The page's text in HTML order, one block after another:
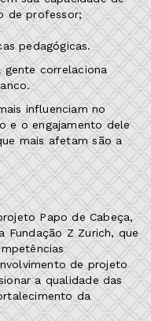
de professor;
pedagógicas.
gente correlaciona
influenciam no
e o engajamento dele
mais afetam são a
Papo de Cabeça,
Fundação Z Zurich, que
de projeto
a qualidade das
da